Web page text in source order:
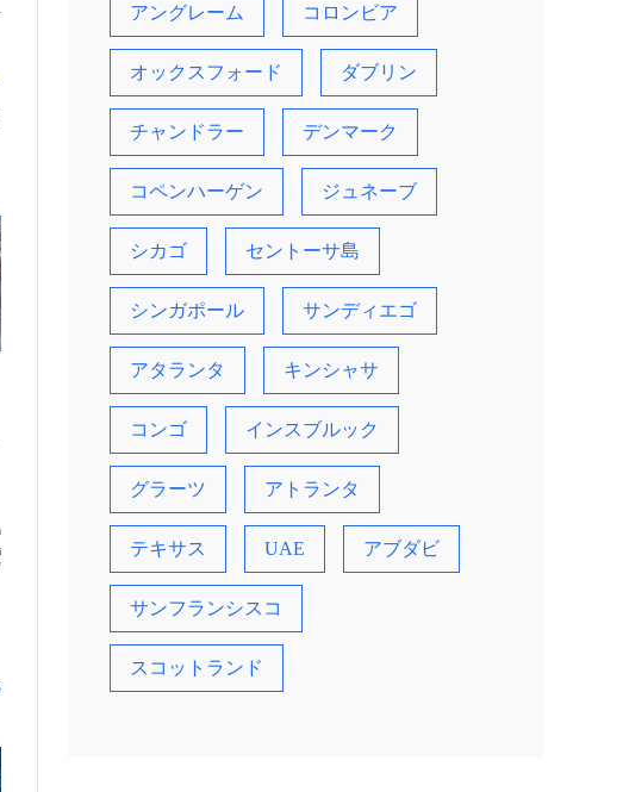
2月
（ポリス）
成による人中心のまちづくり、ブリュッセル
アングレーム コロンビア
オックスフォード ダブリン
チャンドラー デンマーク
コペンハーゲン ジュネーブ
シカゴ セントーサ島
シンガポール サンディエゴ
アタランタ キンシャサ
コンゴ インスブルック
グラーツ アトランタ
テキサス UAE アブダビ
サンフランシスコ
スコットランド